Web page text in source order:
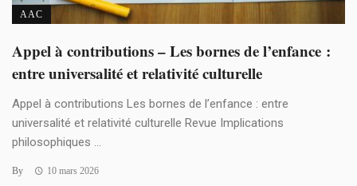
AAC
Appel à contributions – Les bornes de l’enfance :
entre universalité et relativité culturelle
Appel à contributions Les bornes de l’enfance : entre
universalité et relativité culturelle Revue Implications
philosophiques ...
By 10 mars 2026